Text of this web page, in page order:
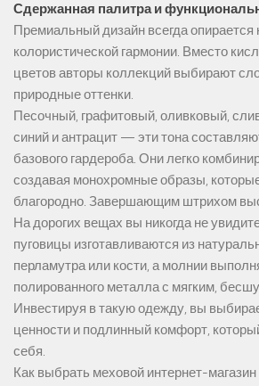
Сдержанная палитра и
Премиальный дизайн всегда опирается
колористической гармонии. Вместо
цветов авторы коллекций выбирают
природные оттенки.
Песочный, графитовый, оливковый,
синий и антрацит — эти тона
базового гардероба. Они легко
создавая монохромные образы,
благородно. Завершающим штрихом
На дорогих вещах вы никогда не
пуговицы изготавливаются из
перламутра или кости, а молнии
полированного металла с мягким,
Инвестируя в такую одежду, вы
ценности и подлинный комфорт,
себя.
Как выбрать меховой интернет-